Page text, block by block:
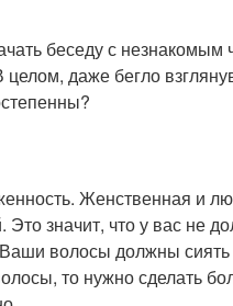
беседу с
даже бегло
Женственная и
значит, что у вас не
волосы должны
то нужно сделать